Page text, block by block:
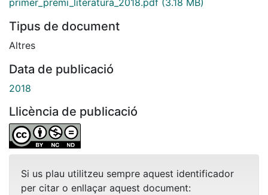
Tipus de document
Altres
Data de publicació
2018
Llicència de publicació
Si us plau utilitzeu sempre aquest identificador
per citar o enllaçar aquest document: